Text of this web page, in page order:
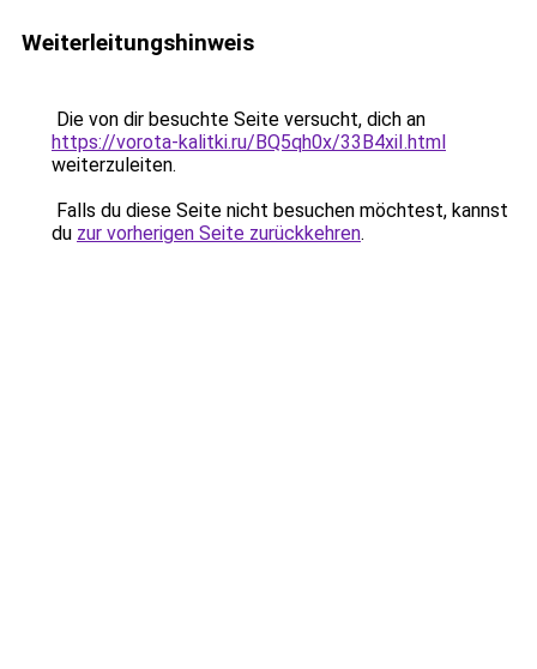
Weiterleitungshinweis
Die von dir besuchte Seite versucht, dich an
https://vorota-kalitki.ru/BQ5qh0x/33B4xiI.html
weiterzuleiten.
Falls du diese Seite nicht besuchen möchtest, kannst
du zur vorherigen Seite zurückkehren.